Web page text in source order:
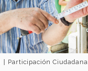
Participación Ciudadana